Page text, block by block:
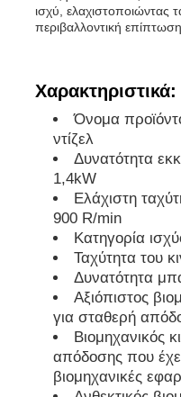
soundproof σύνολο
γεννήτρια εγχώριας
Σύνολο γεννητριών
Γεννήτρια χαμηλού
Συντήρηση
Σετ γεννήτριας
μηχανή diesel
ισχύ, ελαχιστοποιώντας
περιβαλλοντική
Χαρακτηριστικά:
Όνομα
ντίζελ
Δυνατότητα
1,4kW
Ελάχιστη
900 R/min
Κατηγορία
Ταχύτητα του
Δυνατότητα
Αξιόπιστος
για σταθερή
Βιομηχανικός
απόδοσης που
βιομηχανικές